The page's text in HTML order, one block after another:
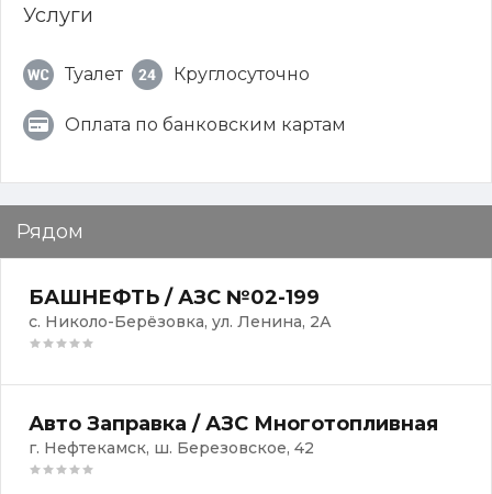
Услуги
Туалет Круглосуточно
Оплата по банковским картам
Рядом
БАШНЕФТЬ / АЗС №02-199
с. Николо-Берёзовка, ул. Ленина, 2А
Авто Заправка / АЗС Многотопливная
г. Нефтекамск, ш. Березовское, 42